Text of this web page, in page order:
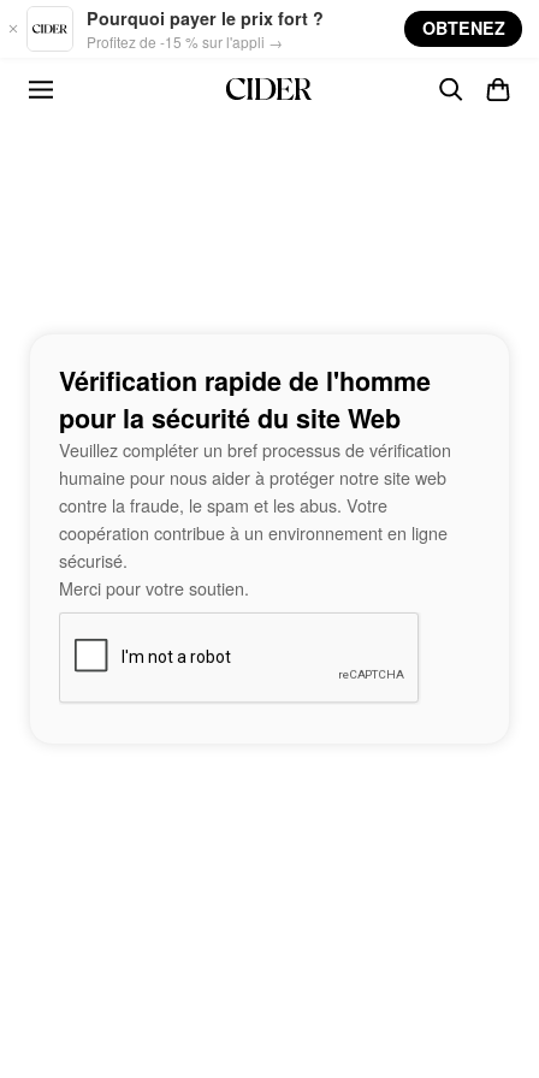
Skip to main content
Pourquoi payer le prix fort ?
Profitez de -15 % sur l'appli →
OBTENEZ
Vérification rapide de l'homme
pour la sécurité du site Web
Veuillez compléter un bref processus de vérification
humaine pour nous aider à protéger notre site web
contre la fraude, le spam et les abus. Votre
coopération contribue à un environnement en ligne
sécurisé.
Merci pour votre soutien.